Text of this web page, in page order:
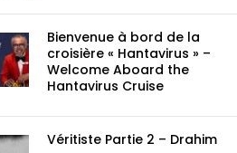
Bienvenue à bord de la
croisière « Hantavirus » –
Welcome Aboard the
Hantavirus Cruise
Véritiste Partie 2 – Drahim